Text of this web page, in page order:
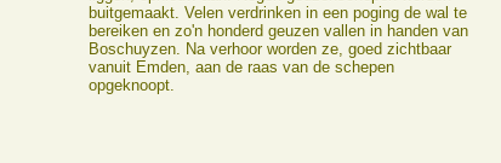
buitgemaakt. Velen verdrinken in een poging de wal te
bereiken en zo'n honderd geuzen vallen in handen van
Boschuyzen. Na verhoor worden ze, goed zichtbaar
vanuit Emden, aan de raas van de schepen
opgeknoopt.